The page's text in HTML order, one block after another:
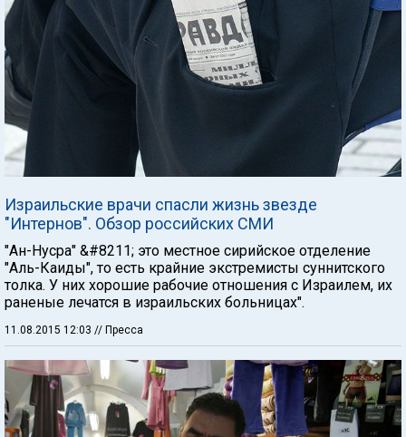
Израильские врачи спасли жизнь звезде
"Интернов". Обзор российских СМИ
"Ан-Нусра" &#8211; это местное сирийское отделение
"Аль-Каиды", то есть крайние экстремисты суннитского
толка. У них хорошие рабочие отношения с Израилем, их
раненые лечатся в израильских больницах".
11.08.2015 12:03 // Пресса